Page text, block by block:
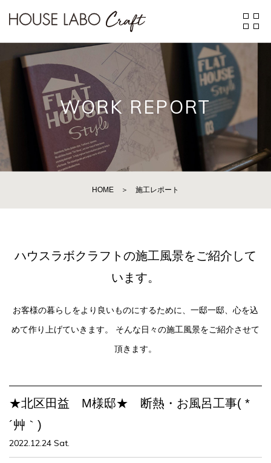
WORK REPORT
HOME ＞ 施工レポート
ハウスラボクラフトの施工風景をご紹介して
います。
お客様の暮らしをより良いものにするために、一邸一邸、心を込
めて作り上げていきます。
そんな日々の施工風景をご紹介させて
頂きます。
★北区田益 M様邸★ 断熱・お風呂工事( *
´艸｀)
2022.12.24 Sat.